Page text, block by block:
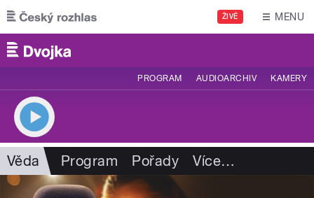
Přejít k hlavnímu obsahu
ŽIVĚ MENU
PROGRAM AUDIOARCHIV KAMERY
Věda Program Pořady Více…